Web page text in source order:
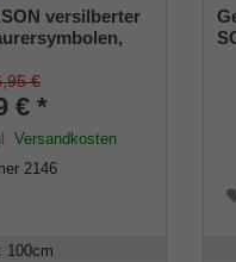
versilberter
€
€ *
Versandkosten
2146
: 100cm